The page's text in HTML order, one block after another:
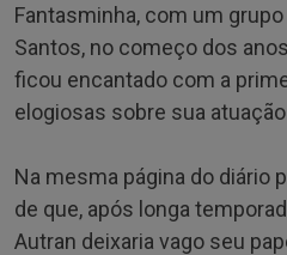
Fantasminha, com um
Santos, no começo dos
ficou encantado com a
elogiosas sobre sua
Na mesma página do diário
de que, após longa
Autran deixaria vago seu